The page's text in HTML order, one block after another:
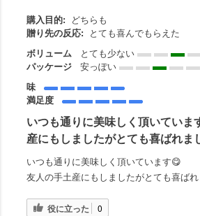
購入目的:
どちらも
贈り先の反応:
とても喜んでもらえた
ボリューム
とても少ない
パッケージ
安っぽい
味
満足度
いつも通りに美味しく頂いていま
産にもしましたがとても喜ばれま
いつも通りに美味しく頂いています😋
友人の手土産にもしましたがとても喜ば
役に立った 0